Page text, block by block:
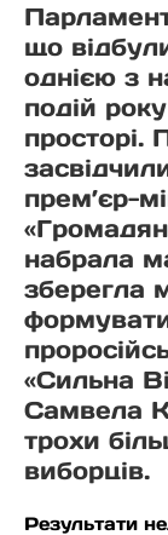
що
однією з
подій
просторі.
прем’єр-
набрала
зберегла
«Сильна
Самвела
трохи
виборців.
Результати